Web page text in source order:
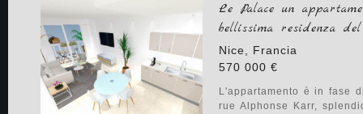
Le Palace un
bellissima residenza
Nice, Francia
570 000 €
L'appartamento è in fase
rue Alphonse Karr,